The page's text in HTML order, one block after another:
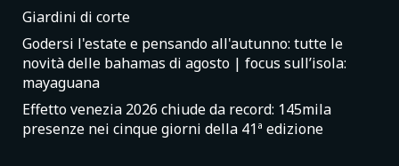
Giardini di corte
Godersi l'estate e pensando all'autunno: tutte le
novità delle bahamas di agosto | focus sull’isola:
mayaguana
Effetto venezia 2026 chiude da record: 145mila
presenze nei cinque giorni della 41ª edizione